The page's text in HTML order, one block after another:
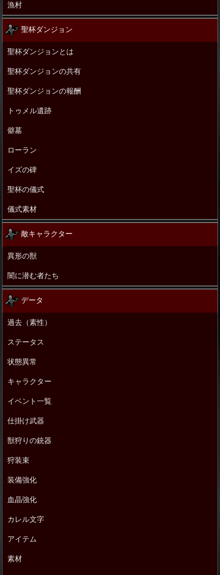
漁村
聖杯ダンジョン
聖杯ダンジョンとは
聖杯ダンジョンの共有
聖杯ダンジョンの報酬
トゥメル遺跡
僻墓
ローラン
イズの碑
聖杯の儀式
儀式素材
敵キャラクター
異形の獣
闇に潜む者たち
データ
過去（素性）
ステータス
状態異常
キャラクター
イベント一覧
仕掛け武器
獣狩りの銃器
狩装束
装備強化
血晶強化
カレル文字
アイテム
素材